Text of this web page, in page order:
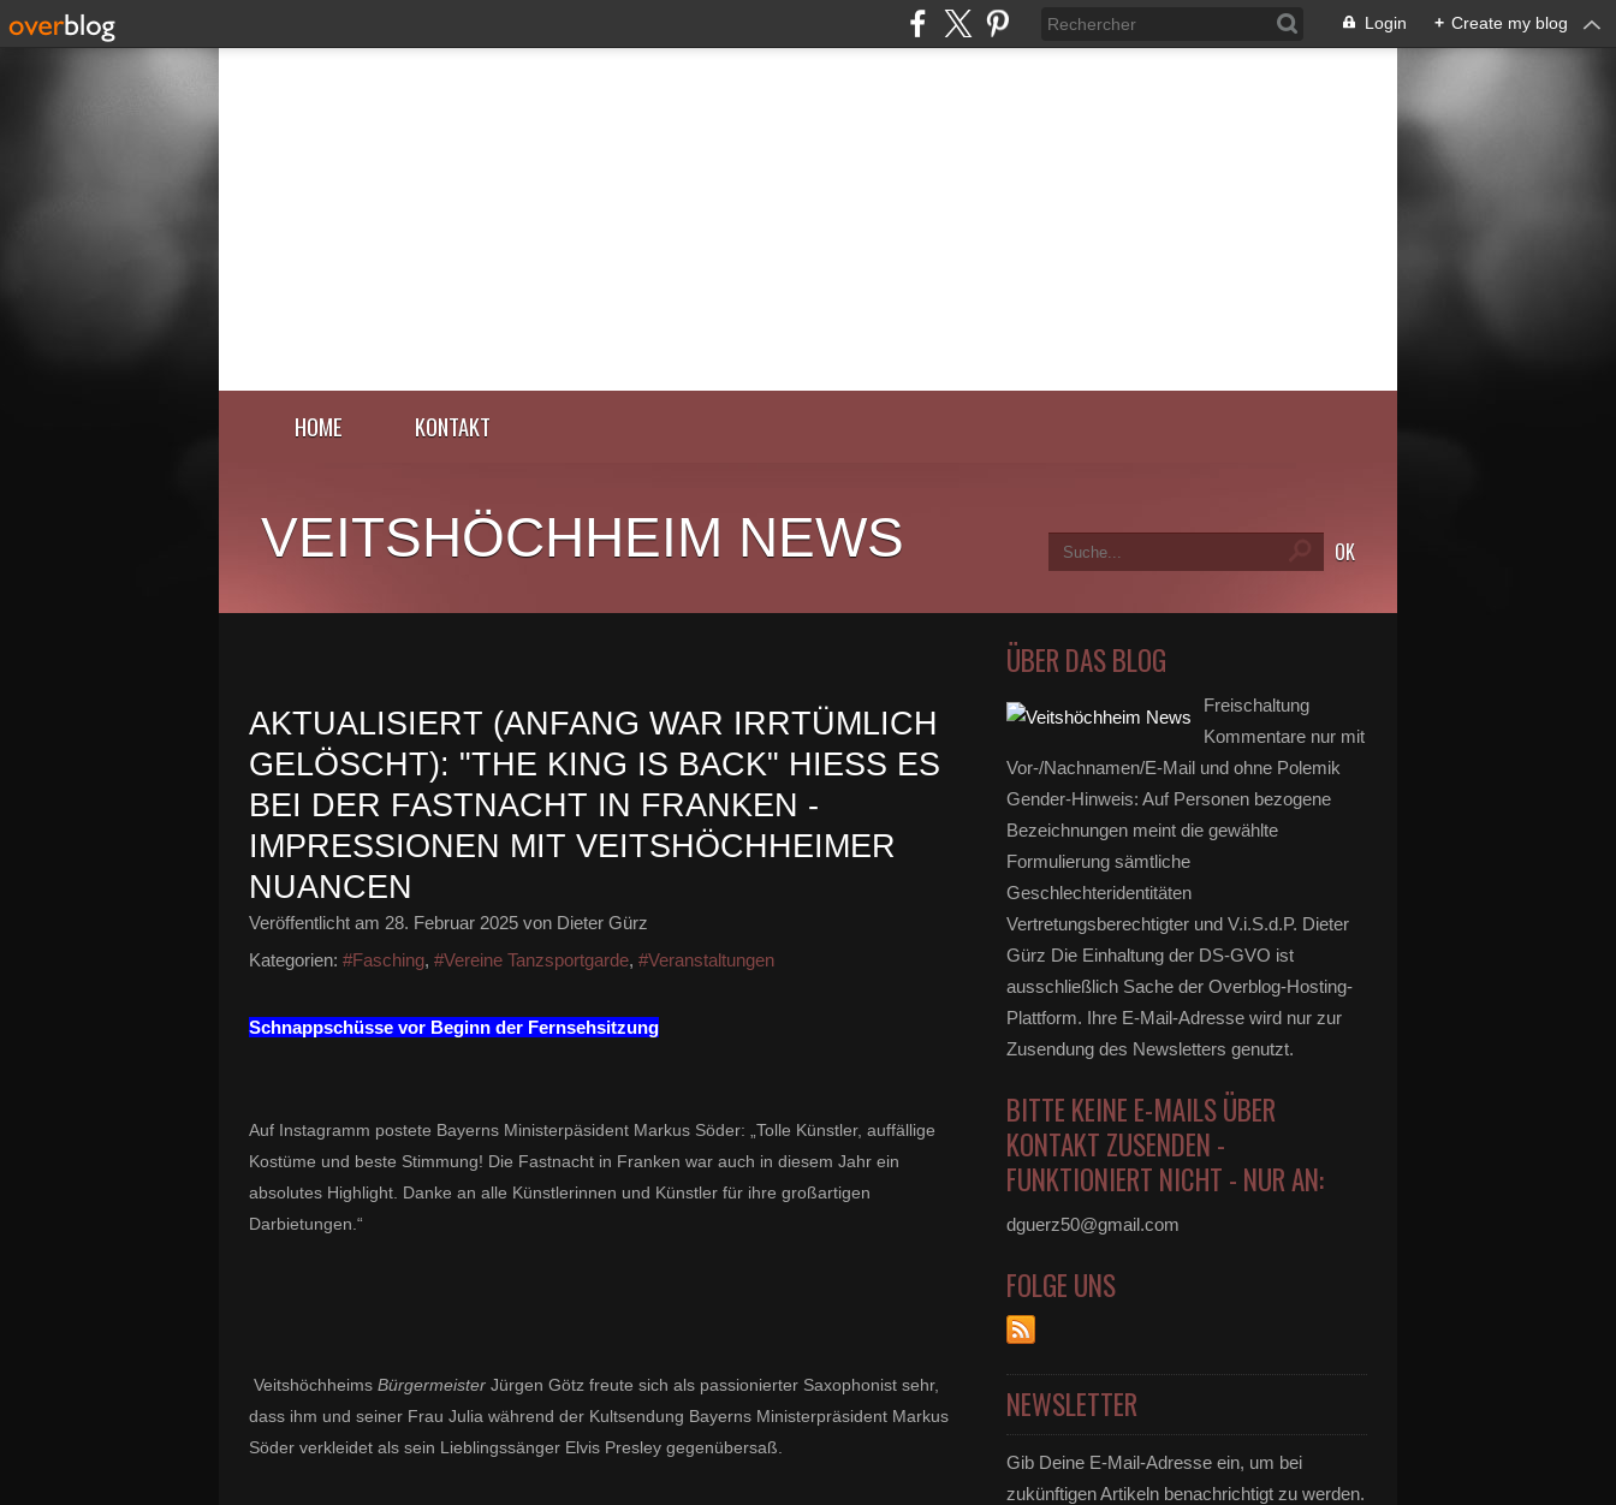
Login + Create my blog
HOME KONTAKT
VEITSHÖCHHEIM NEWS
AKTUALISIERT (ANFANG WAR IRRTÜMLICH
GELÖSCHT): "THE KING IS BACK" HIESS ES
BEI DER FASTNACHT IN FRANKEN - I
MPRESSIONEN MIT VEITSHÖCHHEIMER N
UANCEN
Veröffentlicht am 28. Februar 2025 von Dieter Gürz
Kategorien: #Fasching, #Vereine Tanzsportgarde, #Veranstaltungen
Schnappschüsse vor Beginn der Fernsehsitzung
Auf Instagramm postete Bayerns Ministerpäsident Markus Söder: „Tolle Künstler, auffällige
Kostüme und beste Stimmung! Die Fastnacht in Franken war auch in diesem Jahr ein
absolutes Highlight. Danke an alle Künstlerinnen und Künstler für ihre großartigen
Darbietungen.“
Veitshöchheims Bürgermeister Jürgen Götz freute sich als passionierter Saxophonist sehr,
dass ihm und seiner Frau Julia während der Kultsendung Bayerns Ministerpräsident Markus
Söder verkleidet als sein Lieblingssänger Elvis Presley gegenübersaß.
ÜBER DAS BLOG
Freischaltung
Kommentare nur mit
Vor-/Nachnamen/E-Mail und ohne Polemik
Gender-Hinweis: Auf Personen bezogene
Bezeichnungen meint die gewählte
Formulierung sämtliche
Geschlechteridentitäten
Vertretungsberechtigter und V.i.S.d.P. Dieter
Gürz Die Einhaltung der DS-GVO ist
ausschließlich Sache der Overblog-Hosting-
Plattform. Ihre E-Mail-Adresse wird nur zur
Zusendung des Newsletters genutzt.
BITTE KEINE E-MAILS ÜBER
KONTAKT ZUSENDEN -
FUNKTIONIERT NICHT - NUR AN:
dguerz50@gmail.com
FOLGE UNS
NEWSLETTER
Gib Deine E-Mail-Adresse ein, um bei
zukünftigen Artikeln benachrichtigt zu werden.